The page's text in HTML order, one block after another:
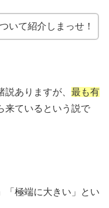
いて紹介しまっせ！
説ありますが、 最も有
来ているという説で
「極端に大きい」とい